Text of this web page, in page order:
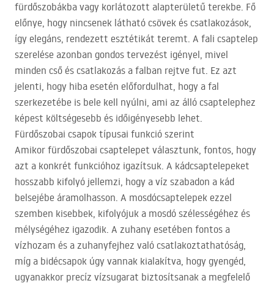
fürdőszobákba vagy korlátozott alapterületű terekbe. Fő
előnye, hogy nincsenek látható csövek és csatlakozások,
így elegáns, rendezett esztétikát teremt. A fali csaptelep
szerelése azonban gondos tervezést igényel, mivel
minden cső és csatlakozás a falban rejtve fut. Ez azt
jelenti, hogy hiba esetén előfordulhat, hogy a fal
szerkezetébe is bele kell nyúlni, ami az álló csaptelephez
képest költségesebb és időigényesebb lehet.
Fürdőszobai csapok típusai funkció szerint
Amikor fürdőszobai csaptelepet választunk, fontos, hogy
azt a konkrét funkcióhoz igazítsuk. A kádcsaptelepeket
hosszabb kifolyó jellemzi, hogy a víz szabadon a kád
belsejébe áramolhasson. A mosdócsaptelepek ezzel
szemben kisebbek, kifolyójuk a mosdó szélességéhez és
mélységéhez igazodik. A zuhany esetében fontos a
vízhozam és a zuhanyfejhez való csatlakoztathatóság,
míg a bidécsapok úgy vannak kialakítva, hogy gyengéd,
ugyanakkor precíz vízsugarat biztosítsanak a megfelelő